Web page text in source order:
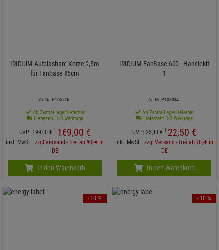
IRIDIUM Aufblasbare Kerze 2,5m
für Fanbase 85cm
Art-Nr. P105726
Ab ZentralLager lieferbar
Lieferzeit: 1-3 Werktage
UVP: 199, 00 € 1 169,00 €
inkl. MwSt. zzgl Versand - frei ab 90,-€ in
DE
In den Warenkorb
IRIDIUM FanBase 600 - Handlekit
1
Art-Nr. P108334
Ab ZentralLager lieferbar
Lieferzeit: 1-3 Werktage
UVP: 25,00 € 1 22,50 €
inkl. MwSt. zzgl Versand - frei ab 90,-€ in
DE
In den Warenkorb
- 10 % - 10 %